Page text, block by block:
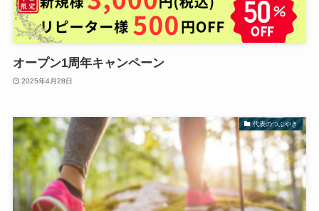
オープン1周年キャンペーン
2025年4月28日
代表のつぶやき